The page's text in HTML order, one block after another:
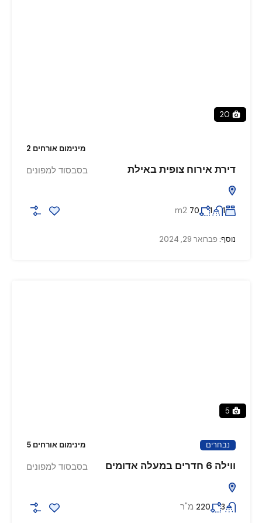
20
מינימום אורחים 2
דירת אירוח צופית באילת בסבסוד למפונים
1
1
70
m2
נוסף:פברואר 29, 2024
5
נבחרים מינימום אורחים 5
ווילה 6 חדרים במעלה אדומים בסבסוד למפונים
3
220 מ"ר